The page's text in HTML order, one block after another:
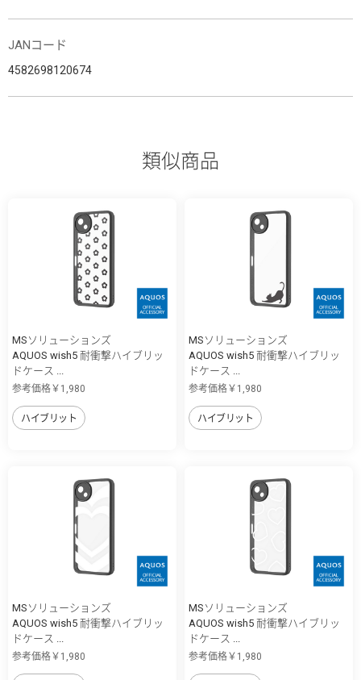
JANコード
4582698120674
類似商品
MSソリューションズ
AQUOS wish5 耐衝撃ハイブリッ
ドケース ...
参考価格￥1,980
ハイブリット
MSソリューションズ
AQUOS wish5 耐衝撃ハイブリッ
ドケース ...
参考価格￥1,980
ハイブリット
MSソリューションズ
AQUOS wish5 耐衝撃ハイブリッ
ドケース ...
参考価格￥1,980
MSソリューションズ
AQUOS wish5 耐衝撃ハイブリッ
ドケース ...
参考価格￥1,980